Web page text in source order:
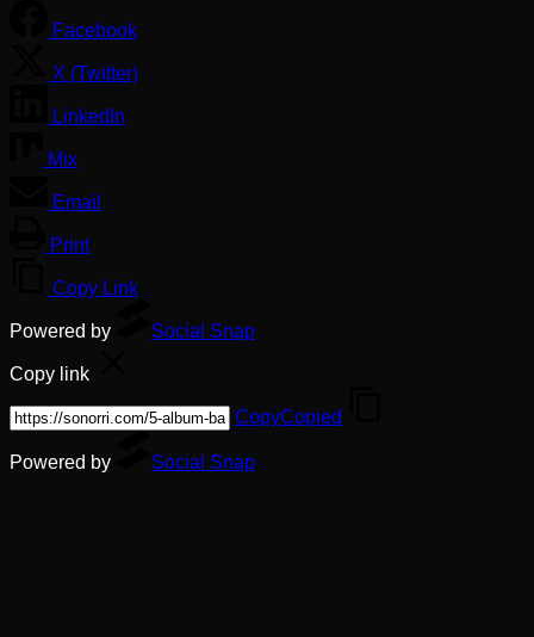
Facebook
X (Twitter)
LinkedIn
Mix
Email
Print
Copy Link
Powered by Social Snap
Copy link
CopyCopied
Powered by Social Snap